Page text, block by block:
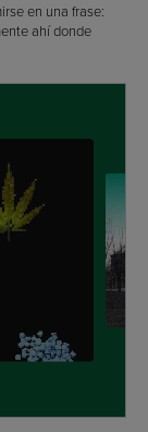
en una frase:
ahí donde